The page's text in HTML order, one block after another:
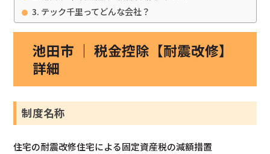
テック千里ってどんな会社？
池田市 ｜ 税金控除【耐震改修】
詳細
制度名称
住宅の耐震改修住宅による固定資産税の減額措置